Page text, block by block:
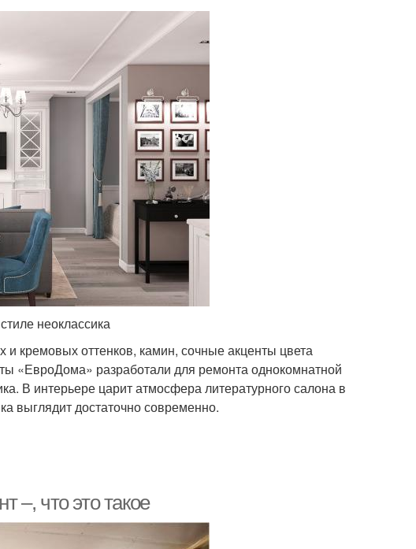
неоклассика
кремовых оттенков, камин, сочные акценты цвета
«ЕвроДома» разработали для ремонта однокомнатной
В интерьере царит атмосфера литературного салона в
выглядит достаточно современно.
–, что это такое